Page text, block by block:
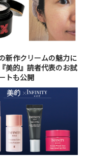
新作クリームの魅力に
美的』読者代表のお試
トも公開